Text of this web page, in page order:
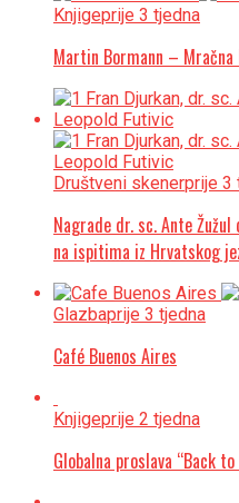
Knjigeprije 3 tjedna
Martin Bormann –
Društveni skenerprije 3
Nagrade dr. sc. Ante
na ispitima iz Hrvatskog
Glazbaprije 3 tjedna
Café Buenos Aires
Knjigeprije 2 tjedna
Globalna proslava “Back